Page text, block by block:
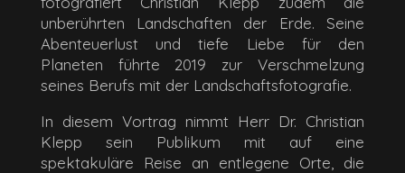
unberührten Landschaften der Erde. Seine
Abenteuerlust und tiefe Liebe für den
Planeten führte 2019 zur Verschmelzung
seines Berufs mit der Landschaftsfotografie.
In diesem Vortrag nimmt Herr Dr. Christian
Klepp sein Publikum mit auf eine
spektakuläre Reise an entlegene Orte, die